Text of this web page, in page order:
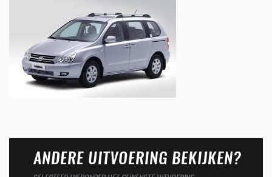
ANDERE UITVOERING BEKIJKEN?